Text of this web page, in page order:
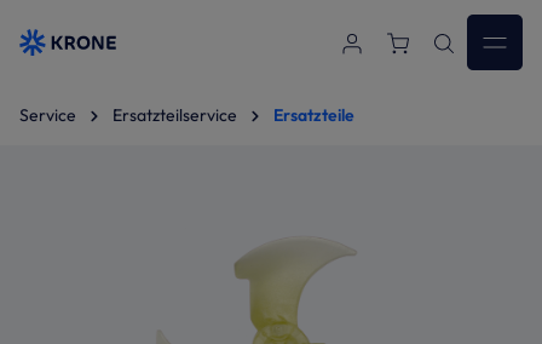
Zum Hauptinhalt springen
Service Ersatzteilservice Ersatzteile